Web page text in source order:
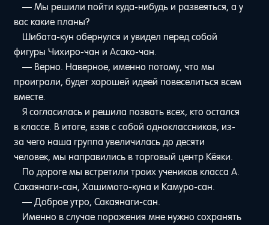
— Мы решили пойти куда-нибудь и развеяться, а у
вас какие планы?
Шибата-кун обернулся и увидел перед собой
фигуры Чихиро-чан и Асако-чан.
— Верно. Наверное, именно потому, что мы
проиграли, будет хорошей идеей повеселиться всем
вместе.
Я согласилась и решила позвать всех, кто остался
в классе. В итоге, взяв с собой одноклассников, из-
за чего наша группа увеличилась до десяти
человек, мы направились в торговый центр Кёяки.
По дороге мы встретили троих учеников класса А.
Сакаянаги-сан, Хашимото-куна и Камуро-сан.
— Доброе утро, Сакаянаги-сан.
Именно в случае поражения мне нужно сохранять